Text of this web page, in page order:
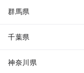
群馬県
千葉県
神奈川県